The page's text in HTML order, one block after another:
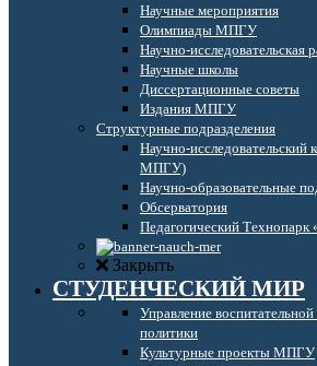
Научные мероприятия
Олимпиады МПГУ
Научно-исследовательская
Научные школы
Диссертационные советы
Издания МПГУ
Структурные подразделения
Научно-
МПГУ)
Научно-образовательные
Обсерватория
Педагогический
Закрыть
СТУДЕНЧЕСКИЙ МИР
Управление
политики
Культурные проекты МПГУ